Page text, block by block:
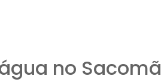
no Sacomã